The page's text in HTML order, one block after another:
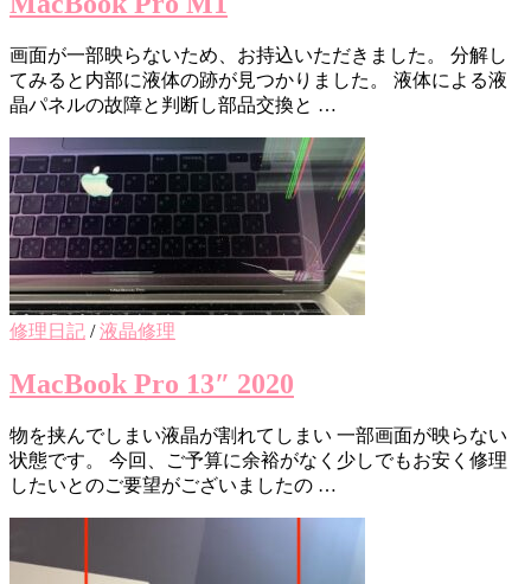
画面が一部映らないため、お持込いただきました。 分解し
てみると内部に液体の跡が見つかりました。 液体による液
晶パネルの故障と判断し部品交換と …
修理日記 /液晶修理
MacBook Pro 13″ 2020
物を挟んでしまい液晶が割れてしまい 一部画面が映らない
状態です。 今回、ご予算に余裕がなく少しでもお安く修理
したいとのご要望がございましたの …